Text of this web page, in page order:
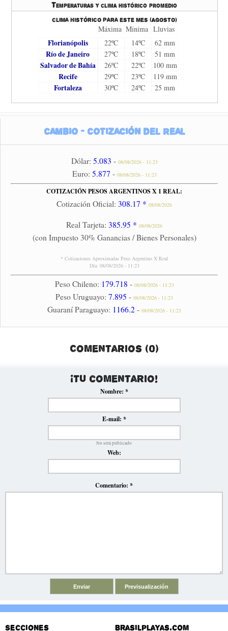
Temperaturas y clima histórico promedio
Clima histórico para este mes (Agosto)
Máxima Mínima Lluvias
Florianópolis 22ºC 14ºC 62 mm
Río de Janeiro 27ºC 18ºC 51 mm
Salvador de Bahía 26ºC 22ºC 100 mm
Recife 29ºC 23ºC 119 mm
Fortaleza 30ºC 24ºC 25 mm
Cambio - Cotización del Real
Dólar: 5.083 - 08/08/2026 - 11:23
Euro: 5.877 - 08/08/2026 - 11:23
COTIZACIÓN PESOS ARGENTINOS X 1 REAL:
Cotización Oficial: 308.17 * 08/08/2026
Real Tarjeta: 385.95 * 08/08/2026
(con Impuesto 30% Ganancias / Bienes Personales)
* Cotizaciones Aproximadas Peso Argentino X Real
Día: 08/08/2026 - 11:23
Peso Chileno: 179.718 - 08/08/2026 - 11:23
Peso Uruguayo: 7.895 - 08/08/2026 - 11:23
Guaraní Paraguayo: 1166.2 - 08/08/2026 - 11:23
Comentarios (0)
¡Tu comentario!
Nombre: *
E-mail: *
No será publicado
Web:
Comentario: *
Secciones Brasilplayas.com